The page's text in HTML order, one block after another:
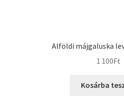
Alföldi májgaluska
1 100Ft
Kosárba